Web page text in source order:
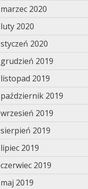
marzec 2020
luty 2020
styczeń 2020
grudzień 2019
listopad 2019
październik 2019
wrzesień 2019
sierpień 2019
lipiec 2019
czerwiec 2019
maj 2019